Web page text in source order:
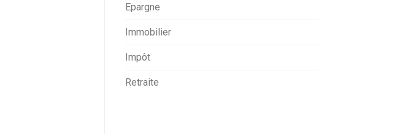
Epargne
Immobilier
Impôt
Retraite